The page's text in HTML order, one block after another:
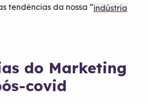
tendências da nossa “indústria
do Marketing
covid